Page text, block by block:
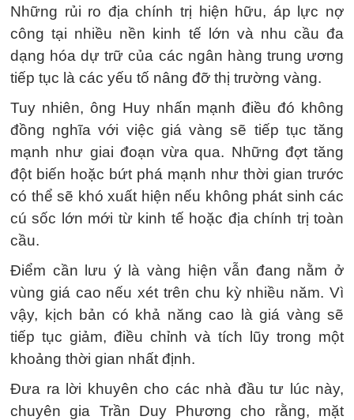
Những rủi ro địa chính trị hiện hữu, áp lực nợ
công tại nhiều nền kinh tế lớn và nhu cầu đa
dạng hóa dự trữ của các ngân hàng trung ương
tiếp tục là các yếu tố nâng đỡ thị trường vàng.
Tuy nhiên, ông Huy nhấn mạnh điều đó không
đồng nghĩa với việc giá vàng sẽ tiếp tục tăng
mạnh như giai đoạn vừa qua. Những đợt tăng
đột biến hoặc bứt phá mạnh như thời gian trước
có thể sẽ khó xuất hiện nếu không phát sinh các
cú sốc lớn mới từ kinh tế hoặc địa chính trị toàn
cầu.
Điểm cần lưu ý là vàng hiện vẫn đang nằm ở
vùng giá cao nếu xét trên chu kỳ nhiều năm. Vì
vậy, kịch bản có khả năng cao là giá vàng sẽ
tiếp tục giảm, điều chỉnh và tích lũy trong một
khoảng thời gian nhất định.
Đưa ra lời khuyên cho các nhà đầu tư lúc này,
chuyên gia Trần Duy Phương cho rằng, mặt